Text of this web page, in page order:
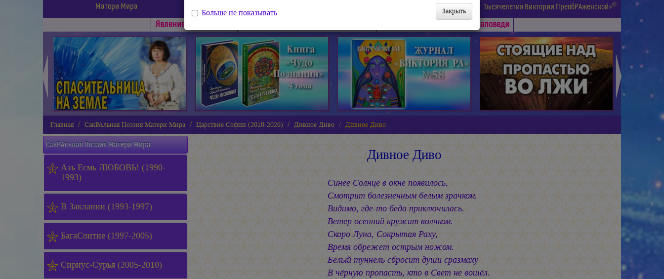
Матери Мира
Статьи, Книги, Видео, Аудио и др.
Тысячелетия Виктории ПреобРАженской»©
Явлениe Матери Мира Заповеди
◄ ►
Главная СакРАльная Поэзия Матери Мира Царствие Софии (2010-2026) Дивное Диво Дивное Диво
СакРАльная Поэзия Матери Мира
Азъ Есмь ЛЮБОВЬ! (1990-
1993)
В Заклании (1993-1997)
БагаСоитие (1997-2005)
Сириус-Сурья (2005-2010)
Дивное Диво
Синее Солнце в окне появилось,
Смотрит болезненным белым зрачком.
Видимо, где-то беда приключилась.
Ветер осенний кружит волчком.
Скоро Луна, Сокрытая Раху,
Время обрежет острым ножом.
Белый туннель сбросит души сразмаху
В чёрную пропасть, кто в Свет не вошёл.
Закрыть
Больше не показывать